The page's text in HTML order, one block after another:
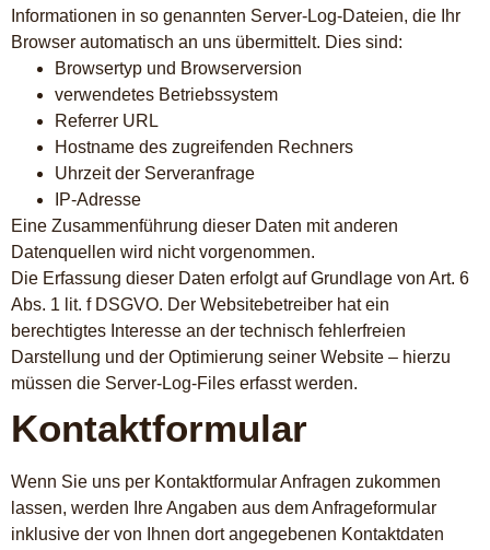
Informationen in so genannten Server-Log-Dateien, die Ihr
Browser automatisch an uns übermittelt. Dies sind:
Browsertyp und Browserversion
verwendetes Betriebssystem
Referrer URL
Hostname des zugreifenden Rechners
Uhrzeit der Serveranfrage
IP-Adresse
Eine Zusammenführung dieser Daten mit anderen
Datenquellen wird nicht vorgenommen.
Die Erfassung dieser Daten erfolgt auf Grundlage von Art. 6
Abs. 1 lit. f DSGVO. Der Websitebetreiber hat ein
berechtigtes Interesse an der technisch fehlerfreien
Darstellung und der Optimierung seiner Website – hierzu
müssen die Server-Log-Files erfasst werden.
Kontaktformular
Wenn Sie uns per Kontaktformular Anfragen zukommen
lassen, werden Ihre Angaben aus dem Anfrageformular
inklusive der von Ihnen dort angegebenen Kontaktdaten